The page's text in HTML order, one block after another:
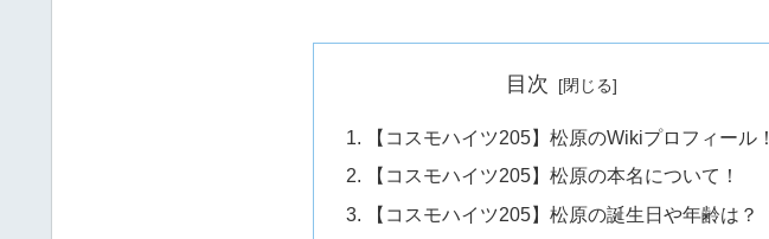
目次
【コスモハイツ205】松原のWikiプロフィール！
【コスモハイツ205】松原の本名について！
【コスモハイツ205】松原の誕生日や年齢は？